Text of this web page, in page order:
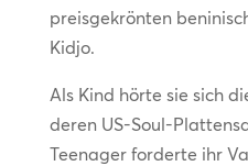
preisgekrönten
Kidjo.
Als Kind hörte sie sich
deren US-Soul-
Teenager forderte ihr